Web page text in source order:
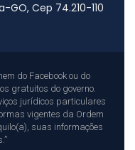
GO, Cep 74.210-110
do Facebook ou do
gratuitos do governo.
jurídicos particulares
vigentes da Ordem
suas informações